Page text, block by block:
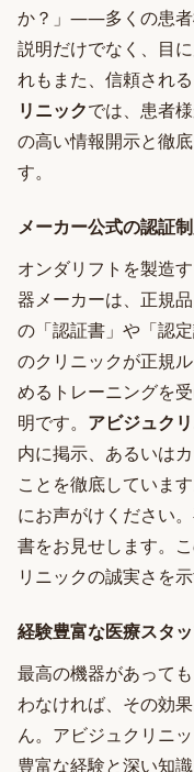
か？」――多くの患者
説明だけでなく、目
れもまた、信頼され
リニックでは、患者
の高い情報開示と徹
す。
メーカー公式の認証
オンダリフトを製造
器メーカーは、正規
の「認証書」や「認
のクリニックが正規
めるトレーニングを
明です。 アビジュク
内に掲示、あるいは
ことを徹底していま
にお声がけください
書をお見せします。
リニックの誠実さを
経験豊富な医療スタ
最高の機器があって
わなければ、その効
ん。アビジュクリニ
豊富な経験と深い知